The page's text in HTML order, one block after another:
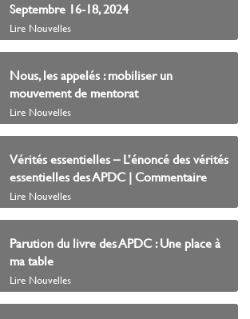
Septembre 16-18, 2024
Lire Nouvelles
Nous, les appelés : mobiliser un
mouvement de mentorat
Lire Nouvelles
Vérités essentielles – L’énoncé des vérités
essentielles des APDC | Commentaire
Lire Nouvelles
Parution du livre des APDC : Une place à
ma table
Lire Nouvelles